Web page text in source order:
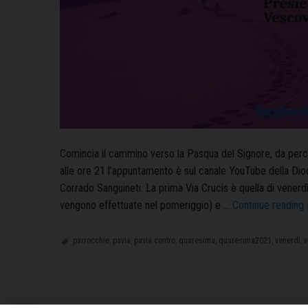
Comincia il cammino verso la Pasqua del Signore, da
alle ore 21 l’appuntamento è sul canale YouTube della
Corrado Sanguineti. La prima Via Crucis è quella di
vengono effettuate nel pomeriggio) e … Continue reading
parrocchie pavia pavia centro quaresima quaresima2021 venerdì